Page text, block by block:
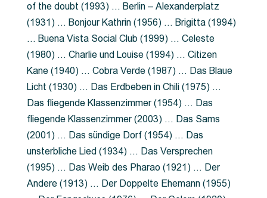
of the doubt (1993) … Berlin – Alexanderplatz
(1931) … Bonjour Kathrin (1956) … Brigitta (1994)
… Buena Vista Social Club (1999) … Celeste
(1980) … Charlie und Louise (1994) … Citizen
Kane (1940) … Cobra Verde (1987) … Das Blaue
Licht (1930) … Das Erdbeben in Chili (1975) …
Das fliegende Klassenzimmer (1954) … Das
fliegende Klassenzimmer (2003) … Das Sams
(2001) … Das sündige Dorf (1954) … Das
unsterbliche Lied (1934) … Das Versprechen
(1995) … Das Weib des Pharao (1921) … Der
Andere (1913) … Der Doppelte Ehemann (1955)